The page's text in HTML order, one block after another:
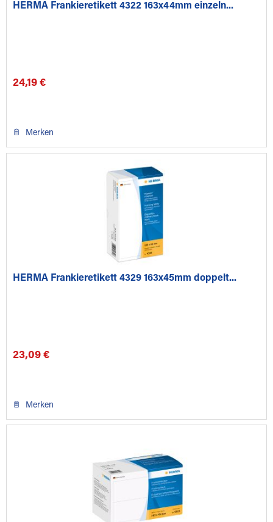
HERMA Frankieretikett 4322 163x44mm einzeln...
24,19 €
Merken
HERMA Frankieretikett 4329 163x45mm doppelt...
23,09 €
Merken